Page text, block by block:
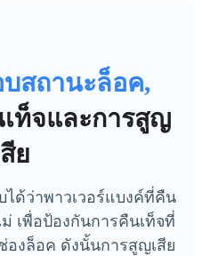
สถานะล็อค,
ท็จและการสูญ
ย
ด้ว่าพาวเวอร์แบงค์ที่คืน
เพื่อป้องกันการคืนเท็จที่
องล็อค ดังนั้นการสูญเสีย